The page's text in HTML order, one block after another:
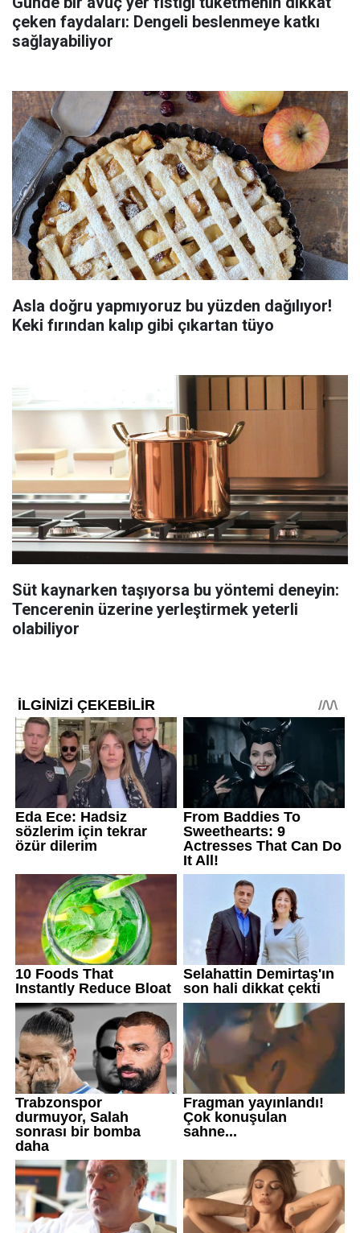
çeken faydaları: Dengeli beslenmeye katkı
sağlayabiliyor
Asla doğru yapmıyoruz bu yüzden dağılıyor!
Keki fırından kalıp gibi çıkartan tüyo
Süt kaynarken taşıyorsa bu yöntemi deneyin:
Tencerenin üzerine yerleştirmek yeterli
olabiliyor